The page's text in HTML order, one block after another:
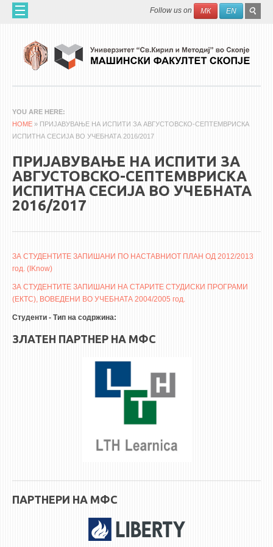
Skip to main content Search
Follow us on МК EN
ЗА НАС
60 ГОДИНИ МФ
ОРГАНИЗАЦИЈА
МАШИНСКО ИНЖЕНЕРСТВО - НАУЧНО СПИСАНИЕ
АПЛИКАТИВНА ДЕЈНОСТ
МЕЃУНАРОДНА СОРАБОТКА
QIM-SEE
3DFindIT
WATERBRIDGING
CIRASIM
ИНФОРМАЦИИ ОД ЈАВЕН КАРАКТЕР
АНКЕТИ И САМОЕВАЛУАЦИИ
ТЕЛЕФОНСКИ ИМЕНИК
ALUMNI MFS
YOU ARE HERE
HOME » ПРИЈАВУВАЊЕ НА ИСПИТИ ЗА АВГУСТОВСКО-СЕПТЕМВРИСКА
ИСПИТНА СЕСИЈА ВО УЧЕБНАТА 2016/2017
ПРИЈАВУВАЊЕ НА ИСПИТИ ЗА
АВГУСТОВСКО-СЕПТЕМВРИСКА
ИСПИТНА СЕСИЈА ВО УЧЕБНАТА
2016/2017
ЗА СТУДЕНТИТЕ ЗАПИШАНИ ПО НАСТАВНИОТ ПЛАН ОД 2012/2013
год. (IKnow)
ЗА СТУДЕНТИТЕ ЗАПИШАНИ НА СТАРИТЕ СТУДИСКИ ПРОГРАМИ
(ЕКТС), ВОВЕДЕНИ ВО УЧЕБНАТА 2004/2005 год.
Студенти - Тип на содржина:
ЗЛАТЕН ПАРТНЕР НА МФС
ПАРТНЕРИ НА МФС